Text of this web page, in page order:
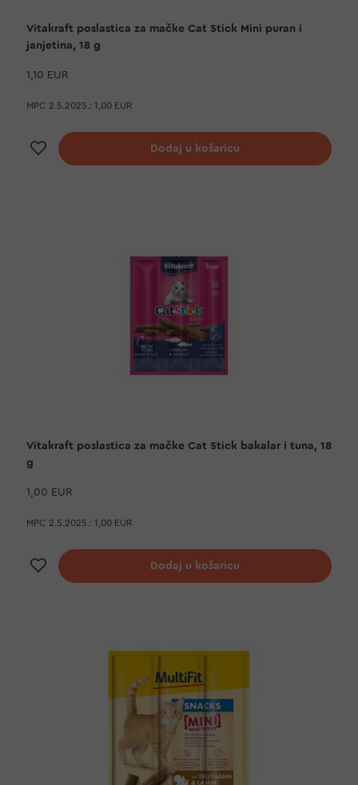
Vitakraft poslastica za mačke Cat Stick Mini puran i
janjetina, 18 g
1,10 EUR
MPC 2.5.2025.: 1,00 EUR
Dodaj na listu želja
Dodaj u košaricu
Vitakraft poslastica za mačke Cat Stick bakalar i tuna, 18
g
1,00 EUR
MPC 2.5.2025.: 1,00 EUR
Dodaj na listu želja
Dodaj u košaricu